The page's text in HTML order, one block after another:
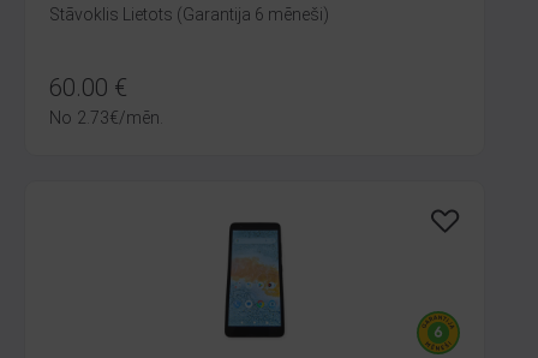
Stāvoklis Lietots (Garantija 6 mēneši)
60.00 €
No 2.73€/mēn.